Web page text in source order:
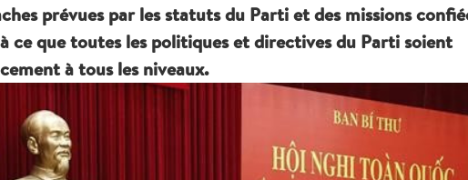
prévues par les statuts du Parti et des missions
ce que toutes les politiques et directives du Parti soient
à tous les niveaux.